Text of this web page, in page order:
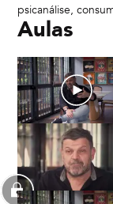
psicanálise,
Aulas